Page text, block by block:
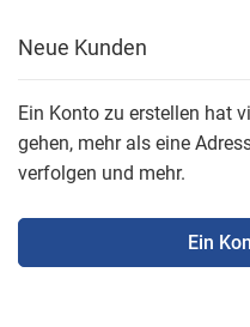
Neue Kunden
Ein Konto zu erstellen hat
gehen, mehr als eine
verfolgen und mehr.
Ein